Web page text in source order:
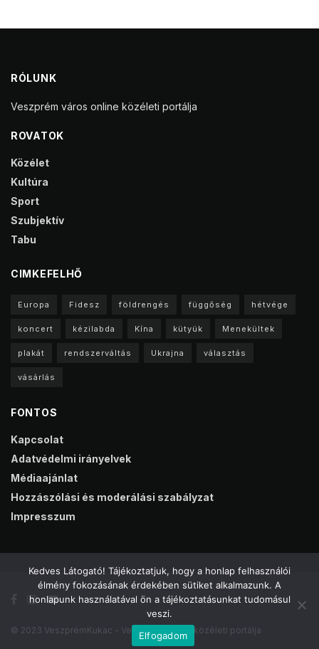
RÓLUNK
Veszprém város online közéleti portálja
ROVATOK
Közélet
Kultúra
Sport
Szubjektív
Tabu
CIMKEFELHŐ
Europa Fidesz földrengés függőség hétvége
koncert kézilabda Kína kütyük Menekültek
plakát rendszerváltás Ukrajna választás
vásárlás
FONTOS
Kapcsolat
Adatvédelmi irányelvek
Médiaajánlat
Hozzászólási és moderálási szabályzat
Impresszum
© 2023 VeszprémKukac - Veszprém online közéleti portálja
Kedves Látogató! Tájékoztatjuk, hogy a honlap felhasználói
élmény fokozásának érdekében sütiket alkalmazunk. A
honlapunk használatával ön a tájékoztatásunkat tudomásul
veszi.
Elfogadom